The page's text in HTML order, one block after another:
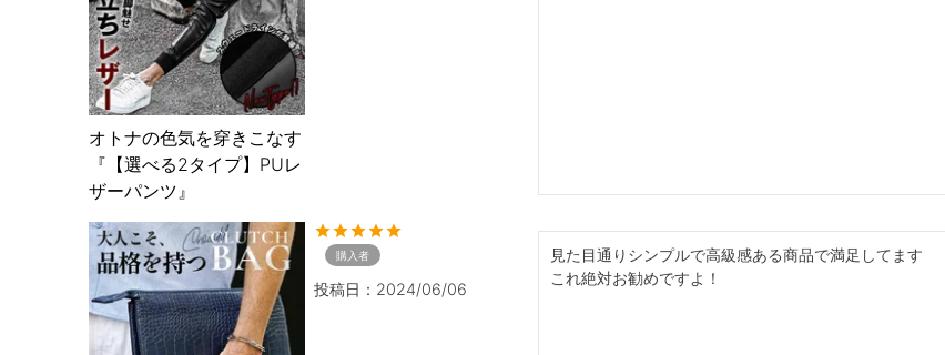
オトナの色気を穿きこなす
『【選べる2タイプ】PUレ
ザーパンツ』
購入者
投稿日 2024/06/06
見た目通りシンプルで高級感ある商品で満足してます
これ絶対お勧めですよ！